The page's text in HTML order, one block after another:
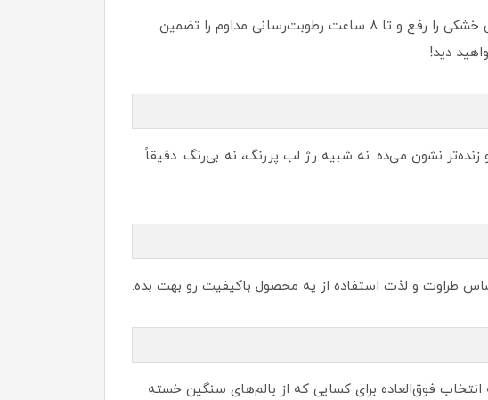
- بله! فرمولاسیون “بالم لب کوکونات واتر ویت یو” با ترکیب شی‌باتر و روغن دانه کرچک به‌صورت عمقی خشکی را رفع و تا ۸ ساعت رطوبت‌رسانی مداوم را تضمین
دید!
نشون می‌ده. نه شبیه رژ لب پررنگ، نه بی‌رنگ. دقیقاً
طراوت و لذت استفاده از یه محصول باکیفیت رو بهت بده.
فوق‌العاده برای کسایی که از بالم‌های سنگین خسته